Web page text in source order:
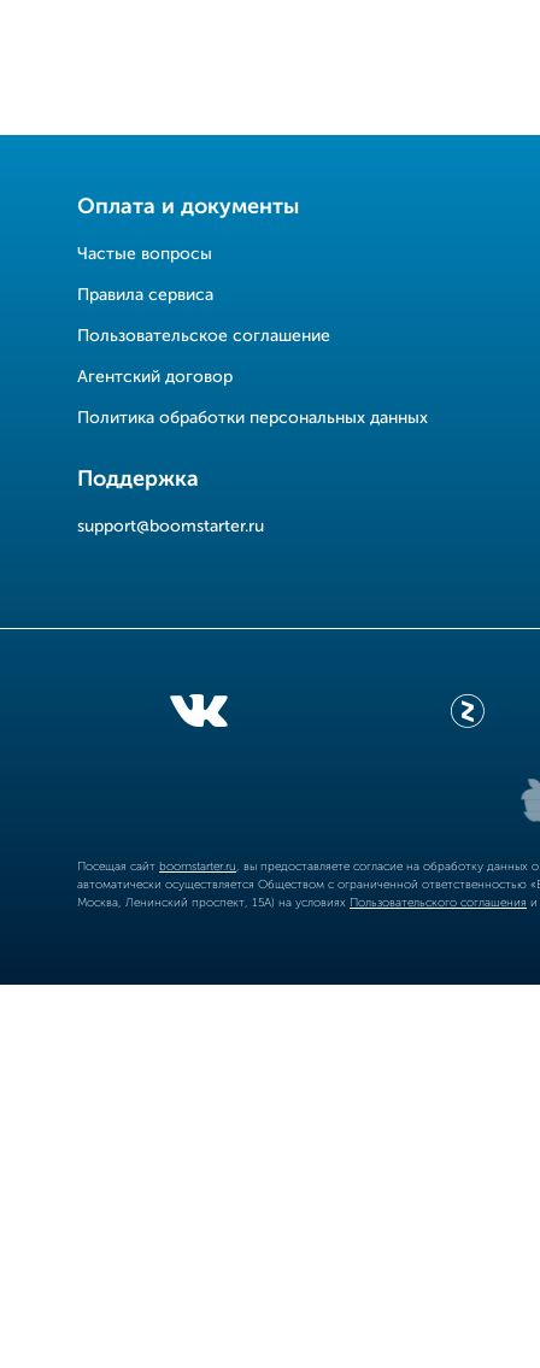
Оплата и документы
Частые вопросы
Правила сервиса
Пользовательское соглашение
Агентский договор
Политика обработки персональных данных
Поддержка
support@boomstarter.ru
Посещая сайт boomstarter.ru , вы предоставляете согласие на обработку
автоматически осуществляется Обществом с ограниченной
Москва, Ленинский проспект, 15А) на условиях Пользовательского соглашения и